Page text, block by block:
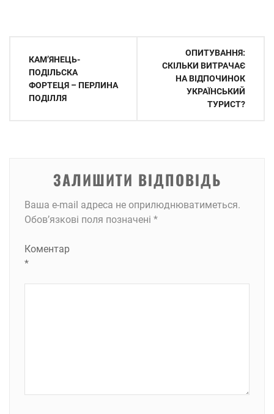
записів
КАМ’ЯНЕЦЬ-
ПОДІЛЬСКА
ФОРТЕЦЯ – ПЕРЛИНА
ПОДІЛЛЯ
ОПИТУВАННЯ:
СКІЛЬКИ ВИТРАЧАЄ
НА ВІДПОЧИНОК
УКРАЇНСЬКИЙ
ТУРИСТ?
ЗАЛИШИТИ ВІДПОВІДЬ
Ваша e-mail адреса не оприлюднюватиметься.
Обов’язкові поля позначені *
Коментар
*